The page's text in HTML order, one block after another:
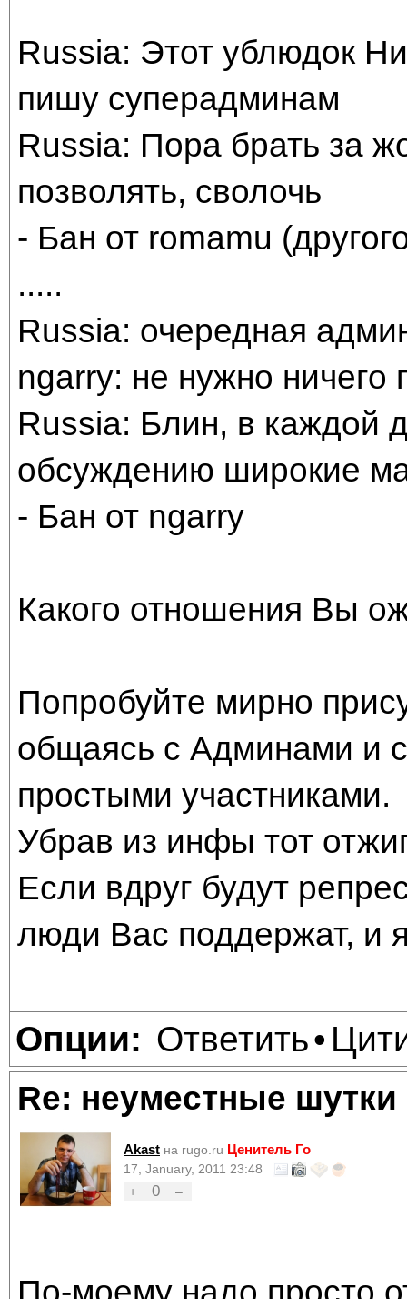
Russia: Этот ублюдок
пишу суперадминам
Russia: Пора брать за
позволять, сволочь
- Бан от romamu
.....
Russia: очередная
ngarry: не нужно ничего
Russia: Блин, в каждой
обсуждению широкие
- Бан от ngarry
Какого отношения Вы
Попробуйте мирно
общаясь с Админами и
простыми участниками.
Убрав из инфы тот
Если вдруг будут
люди Вас поддержат, и
Опции: Ответить•
Re: неуместные шутки
Akast на rugo.ru Ценитель Го
17, January, 2011 23:48
+
0 –